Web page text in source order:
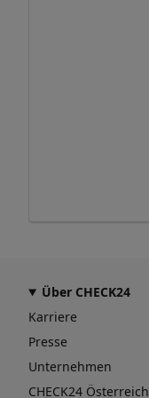
Über CHECK24
Karriere
Presse
Unternehmen
CHECK24 Österreich